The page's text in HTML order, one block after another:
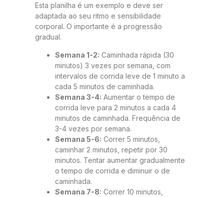
Esta planilha é um exemplo e deve ser
adaptada ao seu ritmo e sensibilidade
corporal. O importante é a progressão
gradual.
Semana 1-2: Caminhada rápida (30
minutos) 3 vezes por semana, com
intervalos de corrida leve de 1 minuto a
cada 5 minutos de caminhada.
Semana 3-4: Aumentar o tempo de
corrida leve para 2 minutos a cada 4
minutos de caminhada. Frequência de
3-4 vezes por semana.
Semana 5-6: Correr 5 minutos,
caminhar 2 minutos, repetir por 30
minutos. Tentar aumentar gradualmente
o tempo de corrida e diminuir o de
caminhada.
Semana 7-8: Correr 10 minutos,